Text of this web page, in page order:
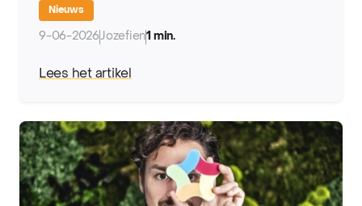
Nieuws
9-06-2026 Jozefien1 min.
Lees het artikel